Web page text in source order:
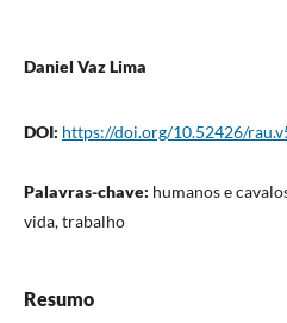
Daniel Vaz Lima
DOI: https://doi.org/10.52426/
Palavras-chave: humanos e
vida, trabalho
Resumo